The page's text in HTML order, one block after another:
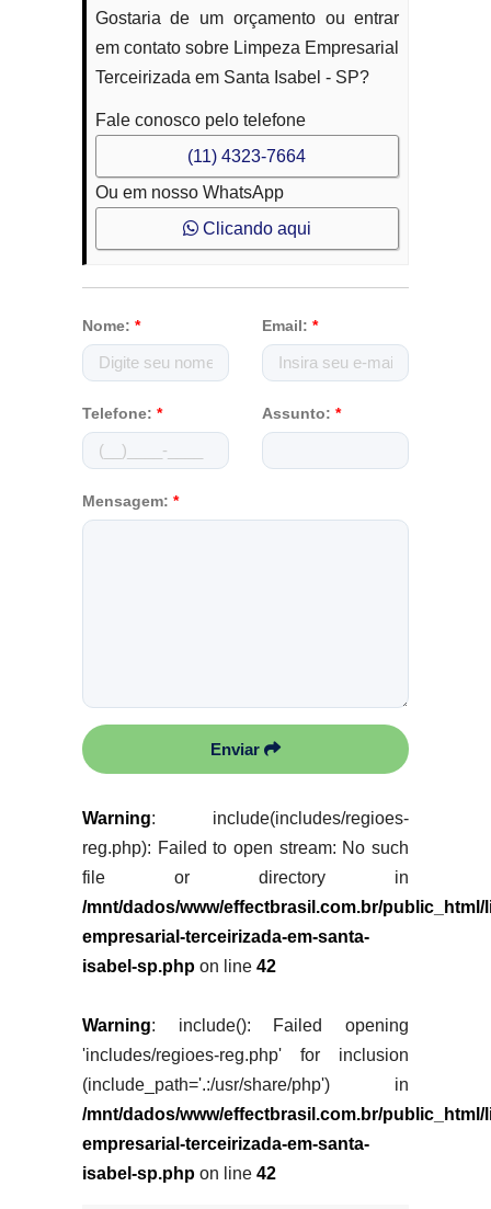
Gostaria de um orçamento ou entrar
em contato sobre Limpeza Empresarial
Terceirizada em Santa Isabel - SP?
Fale conosco pelo telefone
(11) 4323-7664
Ou em nosso WhatsApp
Clicando aqui
Nome: * Email: *
Telefone: * Assunto: *
Mensagem: *
Enviar
Warning: include(includes/regioes-
reg.php): Failed to open stream: No such
file or directory in
/mnt/dados/www/effectbrasil.com.br/public_html/
empresarial-terceirizada-em-santa-
isabel-sp.phpon line 42
Warning: include(): Failed opening
'includes/regioes-reg.php' for inclusion
(include_path='.:/usr/share/php') in
/mnt/dados/www/effectbrasil.com.br/public_html/
empresarial-terceirizada-em-santa-
isabel-sp.phpon line 42